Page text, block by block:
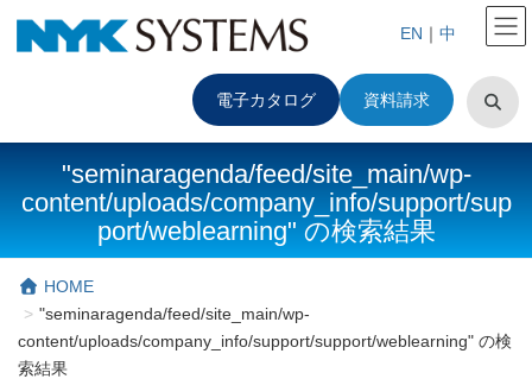
EN ｜ 中
電子カタログ 資料請求
"seminaragenda/feed/site_main/wp-
content/uploads/company_info/support/sup
port/weblearning" の検索結果
HOME
"seminaragenda/feed/site_main/wp-
content/uploads/company_info/support/support/weblearning" の検
索結果